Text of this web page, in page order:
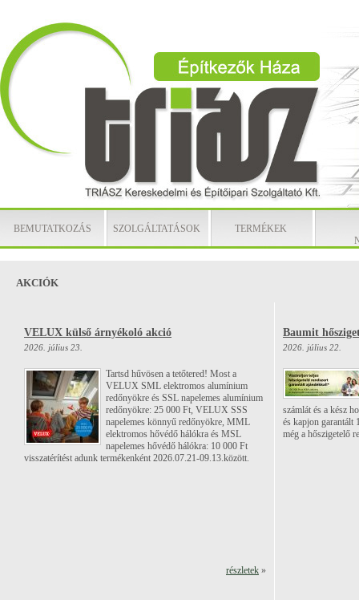
BEMUTATKOZÁS SZOLGÁLTATÁSOK
TERMÉKEK
AKCIÓK
VELUX külső árnyékoló akció
2026. július 23.
Tartsd hűvösen a tetőtered! Most a
VELUX SML elektromos alumínium
redőnyökre és SSL napelemes alumínium
redőnyökre: 25 000 Ft, VELUX SSS
napelemes könnyű redőnyökre, MML
elektromos hővédő hálókra és MSL
napelemes hővédő hálókra: 10 000 Ft
visszatérítést adunk termékenként 2026.07.21-09.13.között.
részletek »
Baumit
2026. július 22.
számlát és a kész
és kapjon garantált
még a hőszigetelő